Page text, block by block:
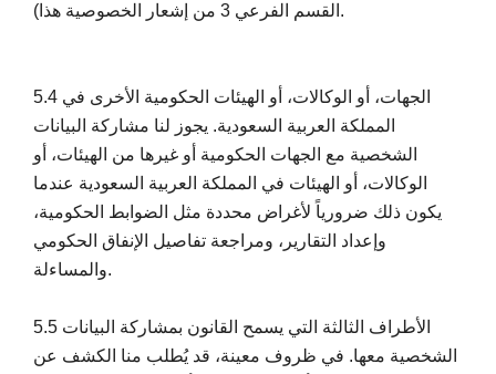
القسم الفرعي 3 من إشعار الخصوصية هذا).
5.4 الجهات، أو الوكالات، أو الهيئات الحكومية الأخرى في
المملكة العربية السعودية. يجوز لنا مشاركة البيانات
الشخصية مع الجهات الحكومية أو غيرها من الهيئات، أو
الوكالات، أو الهيئات في المملكة العربية السعودية عندما
يكون ذلك ضرورياً لأغراض محددة مثل الضوابط الحكومية،
وإعداد التقارير، ومراجعة تفاصيل الإنفاق الحكومي
والمساءلة.
5.5 الأطراف الثالثة التي يسمح القانون بمشاركة البيانات
الشخصية معها. في ظروف معينة، قد يُطلب منا الكشف عن